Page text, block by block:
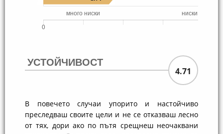
УСТОЙЧИВОСТ
4.71
В повечето случаи упорито и настойчиво
преследваш своите цели и не се отказваш лесно
от тях, дори ако по пътя срещнеш неочаквани